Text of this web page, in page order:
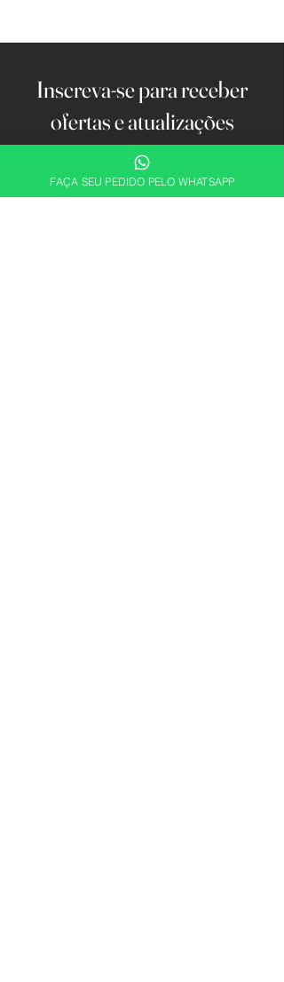
Inscreva-se para receber
ofertas e atualizações
exclusivas.
FAÇA SEU PEDIDO PELO WHATSAPP